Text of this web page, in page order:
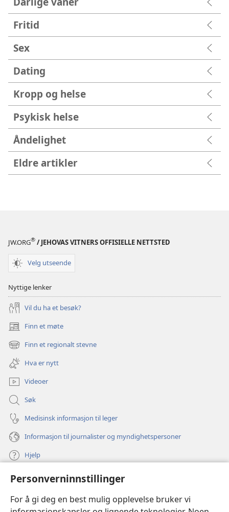
Personverninnstillinger
For å gi deg en best mulig opplevelse bruker vi
Fritid
Sex
Dating
Kropp og helse
Psykisk helse
Åndelighet
Eldre artikler
JW.ORG® / JEHOVAS VITNERS OFFISIELLE NETTSTED
Velg utseende
Nyttige lenker
Vil du ha et besøk?
Finn et møte
(åpner
nytt
vindu)
Finn et regionalt stevne
(åpner
nytt
vindu)
Hva er nytt
Videoer
Søk
Medisinsk informasjon til leger
Informasjon til journalister og myndighetspersoner
Hjelp
Bidrag
(åpner
nytt
vindu)Watchtower ONLINE LIBRARY™